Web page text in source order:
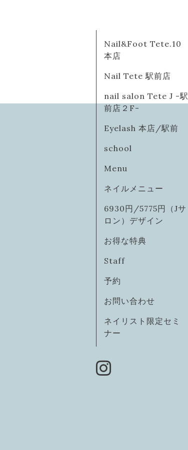
Nail&Foot Tete.10
本店
Nail Tete 駅前店
nail salon Tete J -駅
前店２F-
Eyelash 本店/駅前
school
Menu
ネイルメニュー
6930円/5775円（Jサ
ロン）デザイン
お得な特典
Staff
予約
お問い合わせ
ネイリスト限定セミ
ナー